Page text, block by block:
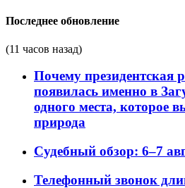
Последнее обновление
(11 часов назад)
Почему президентская
появилась именно в
одного места, которое
природа
Судебный обзор: 6–7
Телефонный звонок